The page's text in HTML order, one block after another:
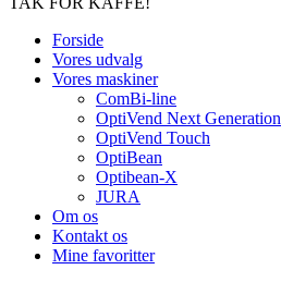
Forside
Vores udvalg
Vores maskiner
ComBi-line
OptiVend Next Generation
OptiVend Touch
OptiBean
Optibean-X
JURA
Om os
Kontakt os
Mine favoritter